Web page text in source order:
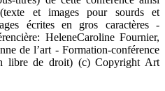
et images pour sourds et
écrites en gros caractères -
HeleneCaroline Fournier,
de l’art - Formation-conférence
libre de droit) (c) Copyright Art